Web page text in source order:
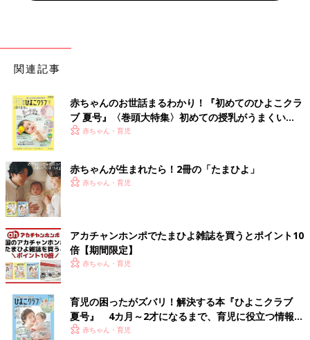
関連記事
赤ちゃんのお世話まるわかり！『初めてのひよこクラ
ブ 夏号』〈巻頭大特集〉初めての授乳がうまくい
く！ おっぱい・ミルクの基本と夏のトラブル 解決テ
赤ちゃん・育児
赤ちゃんが生まれたら！2冊の「たまひよ」
赤ちゃん・育児
アカチャンホンポでたまひよ雑誌を買うとポイント10
倍【期間限定】
赤ちゃん・育児
育児の困ったがズバリ！解決する本『ひよこクラブ
夏号』 4カ月～2才になるまで、育児に役立つ情報が
いっぱい！
赤ちゃん・育児